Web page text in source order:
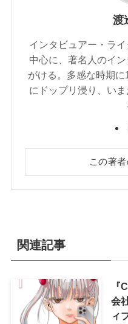
渡
インタビュアー・ラ
中心に、著名人のイ
がける。多感な時期
にドップリ浸り、い
この著
関連記事
会
ィ